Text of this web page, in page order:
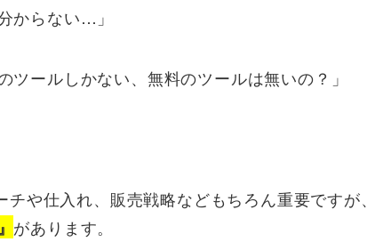
からない…」
ツールしかない、無料のツールは無いの？」
や仕入れ、販売戦略などもちろん重要ですが、
があります。